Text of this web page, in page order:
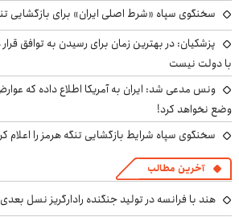
سخنگوی سپاه «شرط اصلی ایران» برای بازگشایی
پزشکیان‌: در بهترین زمان برای رسیدن به توافق
با دولت نیست
ونس مدعی شد: ایران به آمریکا اطلاع داده که
وضع نخواهد کرد!
سخنگوی سپاه شرایط بازگشایی تنگه هرمز را اعلام
آخرین مطالب
هند با فرانسه در تولید جنگنده رادارگریز نسل